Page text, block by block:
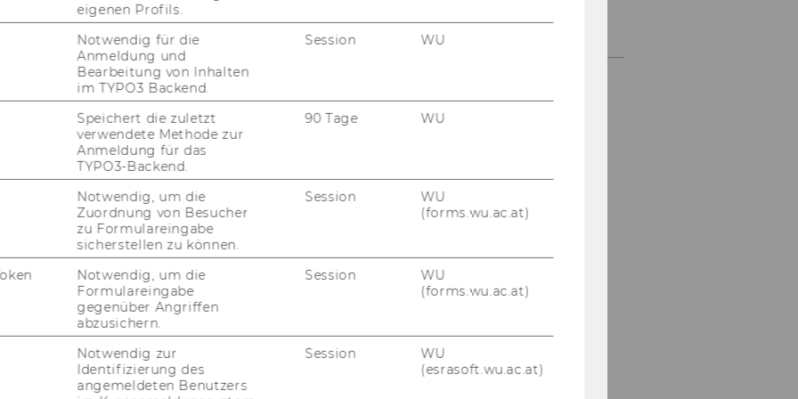
​LL
in Leich­te Spra­cheba­siert auf drei eta­
Kri­te­ri­en­ka­ta­log 2019, (ii) der
Eu­ro­pe und (iii)
„Sag es ein­
für leich­te Les­bar­keit.
von ASCOT wurde mit Men­schen aus
In­ter­views mit Think Aloud und
wurde Eye-​Tracking Tech­no­lo­gie ein­ge­
er­fas­sen und damit die Wahr­neh­mung
zu prü­fen. Die Über­tra­gung in
von einer Rück­bin­dungs­grup­pe Leicht-​
die Pre-​Test Phase
Care for the Elderly
eigenen Profils.
Notwendig für die
Anmeldung und
Bearbeitung von Inhalten
im TYPO3 Backend.
Session WU
Speichert die zuletzt
verwendete Methode zur
Anmeldung für das
TYPO3-Backend.
90 Tage WU
Notwendig, um die
Zuordnung von Besucher
zu Formulareingabe
sicherstellen zu können.
Session
WU
(forms.wu.ac.at)
Notwendig, um die
Formulareingabe
gegenüber Angriffen
abzusichern.
Session
WU
(forms.wu.ac.at)
Notwendig zur
Identifizierung des
angemeldeten Benutzers
Session
WU
(esrasoft.wu.ac.at)